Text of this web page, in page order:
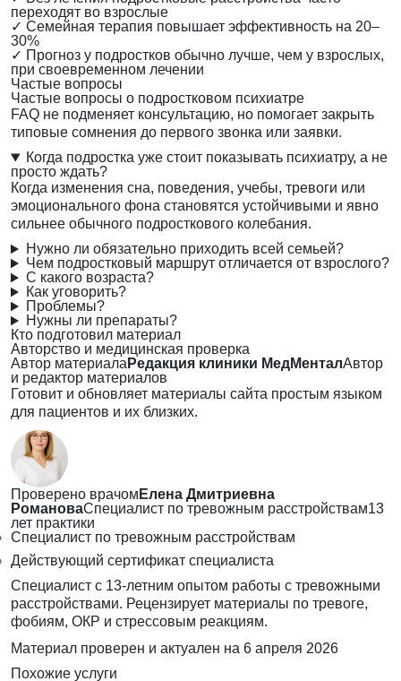
переходят во взрослые
✓ Семейная терапия повышает эффективность на 20–
30%
✓ Прогноз у подростков обычно лучше, чем у взрослых,
при своевременном лечении
Частые вопросы
Частые вопросы о подростковом психиатре
FAQ не подменяет консультацию, но помогает закрыть
типовые сомнения до первого звонка или заявки.
Когда подростка уже стоит показывать психиатру, а не
просто ждать?
Когда изменения сна, поведения, учебы, тревоги или
эмоционального фона становятся устойчивыми и явно
сильнее обычного подросткового колебания.
Нужно ли обязательно приходить всей семьей?
Чем подростковый маршрут отличается от взрослого?
С какого возраста?
Как уговорить?
Проблемы?
Нужны ли препараты?
Кто подготовил материал
Авторство и медицинская проверка
Автор материала Редакция клиники МедМенталАвтор
и редактор материалов
Готовит и обновляет материалы сайта простым языком
для пациентов и их близких.
Проверено врачом Елена Дмитриевна
РомановаСпециалист по тревожным расстройствам13
лет практики
Специалист по тревожным расстройствам
Действующий сертификат специалиста
Специалист с 13-летним опытом работы с тревожными
расстройствами. Рецензирует материалы по тревоге,
фобиям, ОКР и стрессовым реакциям.
Материал проверен и актуален на 6 апреля 2026
Похожие услуги